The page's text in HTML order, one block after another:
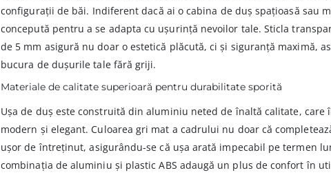
configurații de băi. Indiferent dacă ai o cabina de duș spațioasă sau
concepută pentru a se adapta cu ușurință nevoilor tale. Sticla
de 5 mm asigură nu doar o estetică plăcută, ci și siguranță maximă,
bucura de dușurile tale fără griji.
Materiale de calitate superioară pentru durabilitate sporită
Ușa de duș este construită din aluminiu neted de înaltă calitate, care
modern și elegant. Culoarea gri mat a cadrului nu doar că
ușor de întreținut, asigurându-se că ușa arată impecabil pe termen
combinația de aluminiu și plastic ABS adaugă un plus de confort în